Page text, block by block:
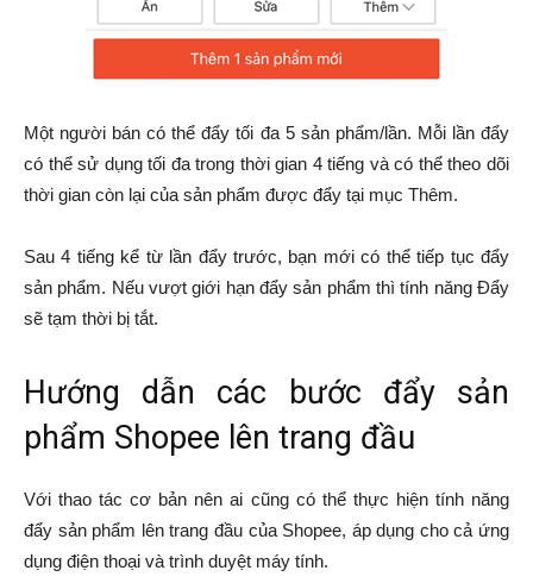
Một người bán có thể đẩy tối đa 5 sản phẩm/lần. Mỗi lần đẩy
có thể sử dụng tối đa trong thời gian 4 tiếng và có thể theo dõi
thời gian còn lại của sản phẩm được đẩy tại mục Thêm.
Sau 4 tiếng kể từ lần đẩy trước, bạn mới có thể tiếp tục đẩy
sản phẩm. Nếu vượt giới hạn đẩy sản phẩm thì tính năng Đẩy
sẽ tạm thời bị tắt.
Hướng dẫn các bước đẩy sản
phẩm Shopee lên trang đầu
Với thao tác cơ bản nên ai cũng có thể thực hiện tính năng
đẩy sản phẩm lên trang đầu của Shopee, áp dụng cho cả ứng
dụng điện thoại và trình duyệt máy tính.